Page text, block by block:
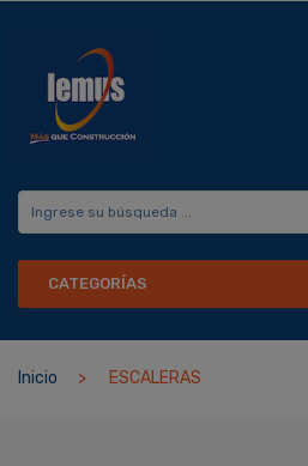
CATEGORÍAS
Inicio ESCALERAS